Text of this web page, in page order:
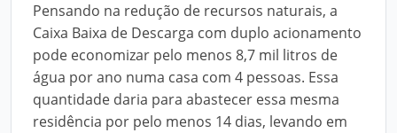
Pensando na redução de recursos naturais, a
Caixa Baixa de Descarga com duplo acionamento
pode economizar pelo menos 8,7 mil litros de
água por ano numa casa com 4 pessoas. Essa
quantidade daria para abastecer essa mesma
residência por pelo menos 14 dias, levando em